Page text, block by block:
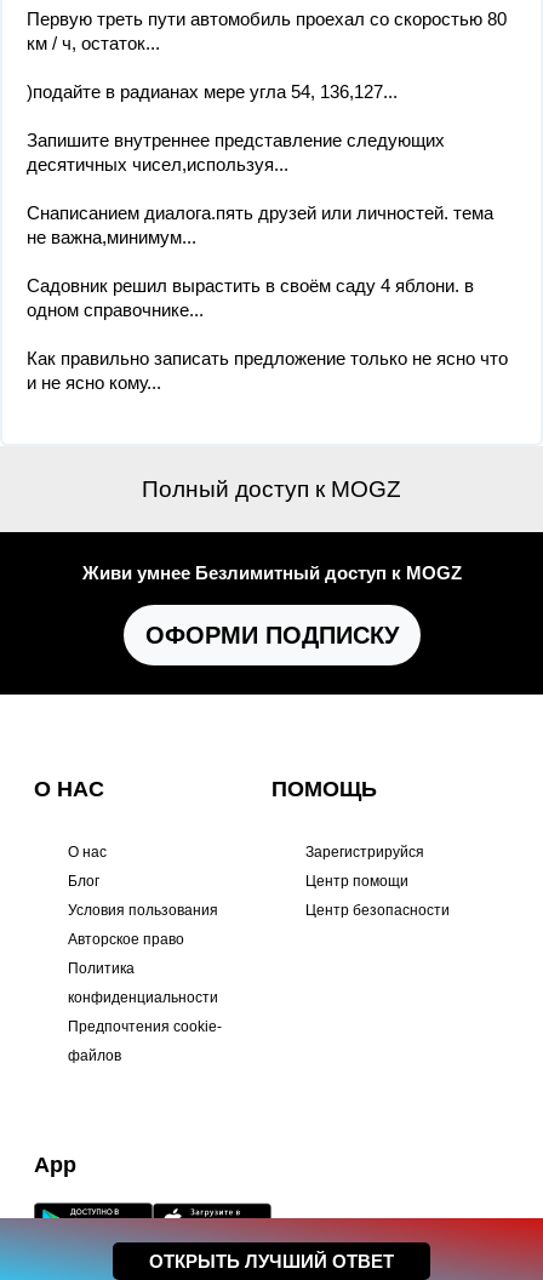
Первую треть пути автомобиль проехал со скоростью 80
км / ч, остаток...
)подайте в радианах мере угла 54, 136,127...
Запишите внутреннее представление следующих
десятичных чисел,используя...
Снаписанием диалога.пять друзей или личностей. тема
не важна,минимум...
Садовник решил вырастить в своём саду 4 яблони. в
одном справочнике...
Как правильно записать предложение только не ясно что
и не ясно кому...
Полный доступ к MOGZ
Живи умнее Безлимитный доступ к MOGZ
ОФОРМИ ПОДПИСКУ
О НАС
О нас
Блог
Условия пользования
Авторское право
Политика
конфиденциальности
Предпочтения cookie-
файлов
ПОМОЩЬ
Зарегистрируйся
Центр помощи
Центр безопасности
App
ОТКРЫТЬ ЛУЧШИЙ ОТВЕТ